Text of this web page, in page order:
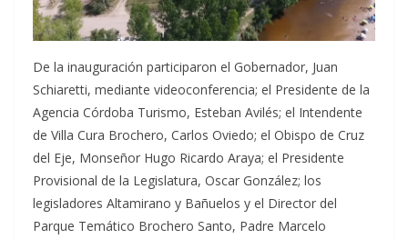
De la inauguración participaron el Gobernador, Juan
Schiaretti, mediante videoconferencia; el Presidente de la
Agencia Córdoba Turismo, Esteban Avilés; el Intendente
de Villa Cura Brochero, Carlos Oviedo; el Obispo de Cruz
del Eje, Monseñor Hugo Ricardo Araya; el Presidente
Provisional de la Legislatura, Oscar González; los
legisladores Altamirano y Bañuelos y el Director del
Parque Temático Brochero Santo, Padre Marcelo